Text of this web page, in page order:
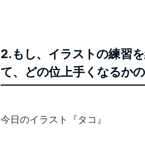
2.もし、イラストの練習
て、どの位上手くなるか
今日のイラスト『タコ』